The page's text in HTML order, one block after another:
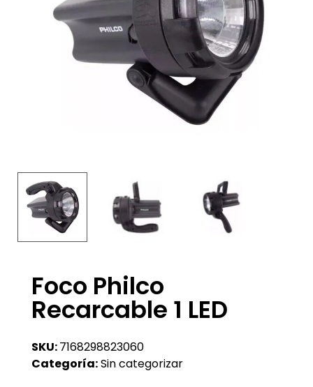
Foco Philco
Recarcable 1 LED
SKU:7168298823060
Categoría:Sin categorizar